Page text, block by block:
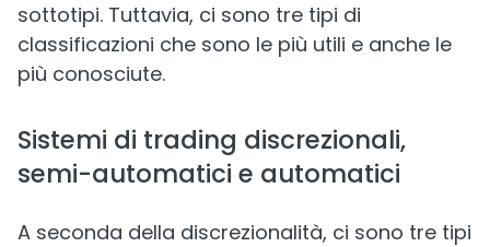
sottotipi. Tuttavia, ci sono tre tipi di
classificazioni che sono le più utili e anche le
più conosciute.
Sistemi di trading discrezionali,
semi-automatici e automatici
A seconda della discrezionalità, ci sono tre tipi